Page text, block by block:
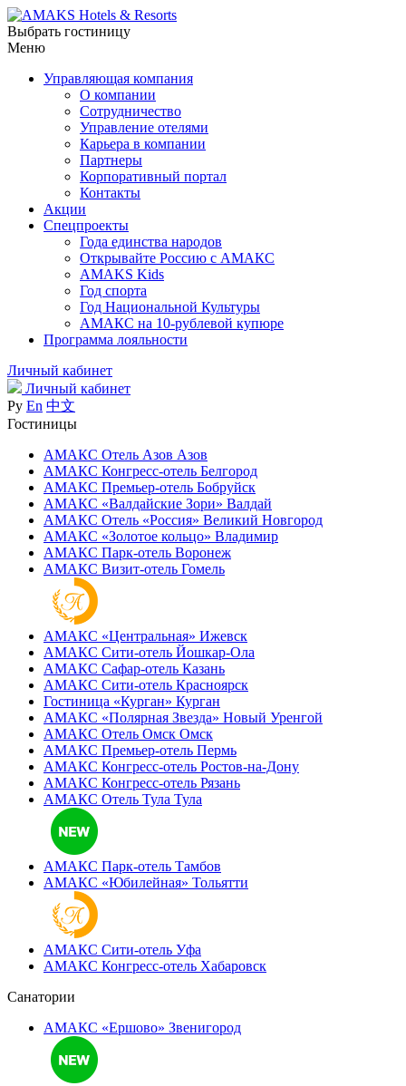
Выбрать гостиницу
Меню
Управляющая компания
О компании
Сотрудничество
Управление отелями
Карьера в компании
Партнеры
Корпоративный портал
Контакты
Акции
Спецпроекты
Года единства народов
Открывайте Россию с АМАКС
AMAKS Kids
Год спорта
Год Национальной Культуры
АМАКС на 10-рублевой купюре
Программа лояльности
Личный кабинет
Личный кабинет
Ру En 中文
Гостиницы
АМАКС Отель ‎Азов Азов
АМАКС Конгресс-отель Белгород
АМАКС Премьер-отель Бобруйск
АМАКС «‎Валдайские Зори» Валдай
АМАКС Отель «‎Россия» Великий Новгород
АМАКС «‎Золотое кольцо» Владимир
АМАКС Парк-отель Воронеж
АМАКС Визит-отель Гомель
АМАКС «‎Центральная» Ижевск
АМАКС Сити-отель Йошкар-Ола
АМАКС Сафар-отель Казань
АМАКС Сити-отель Красноярск
Гостиница «‎Курган» Курган
АМАКС «Полярная Звезда» Новый Уренгой
АМАКС Отель ‎Омск Омск
АМАКС Премьер-отель Пермь
АМАКС Конгресс-отель Ростов-на-Дону
АМАКС Конгресс-отель Рязань
АМАКС Отель Тула Тула
АМАКС Парк-отель Тамбов
АМАКС «‎Юбилейная» Тольятти
АМАКС Сити-отель Уфа
АМАКС Конгресс-отель Хабаровск
Санатории
АМАКС «Ершово» Звенигород